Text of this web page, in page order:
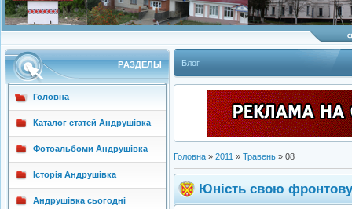
РAЗДЕЛЫ
Головна
Каталог статей Андрушівка
Фотоальбоми Андрушівка
Історія Андрушівка
Андрушівка сьогодні
Блог
Головна » 2011 » Травень » 08
Юність свою фронтову